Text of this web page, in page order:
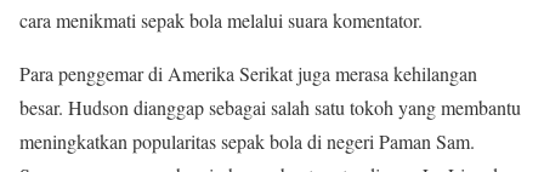
cara menikmati sepak bola melalui suara komentator.
Para penggemar di Amerika Serikat juga merasa kehilangan
besar. Hudson dianggap sebagai salah satu tokoh yang membantu
meningkatkan popularitas sepak bola di negeri Paman Sam.